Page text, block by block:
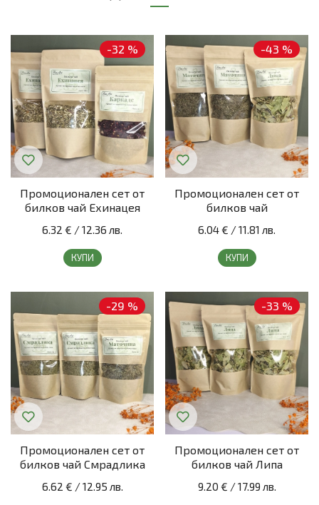
-32 %
Промоционален сет от
билков чай Ехинацея
6.32 € /12.36 лв.
КУПИ
-43 %
Промоционален сет от
билков чай
6.04 € /11.81 лв.
КУПИ
-29 %
Промоционален сет от
билков чай Смрадлика
6.62 € /12.95 лв.
-33 %
Промоционален сет от
билков чай Липа
9.20 € /17.99 лв.